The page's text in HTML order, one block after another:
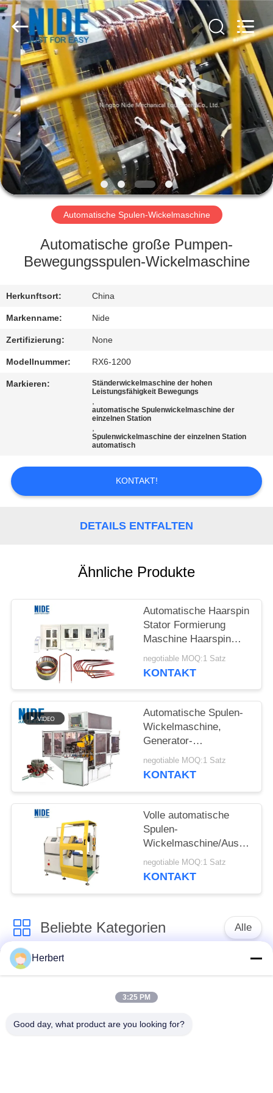
HAUS
PRODUKTE
ÜBER
UNS
QUALITÄTSKONTROLLE
TRETEN
SIE
UNS
IN
VERBINDUNG
NACHRICHTEN
SITEMAP
Nide
Tech
Co.,
Rights
Reserved.
Automatische Spulen-Wickelmaschine
Automatische große Pumpen-
Bewegungsspulen-Wickelmaschine
Herkunftsort: China
Markenname: Nide
Zertifizierung: None
Modellnummer: RX6-1200
Markieren:
Ständerwickelmaschine der hohen
Leistungsfähigkeit Bewegungs
,
automatische Spulenwickelmaschine der
einzelnen Station
,
Spulenwickelmaschine der einzelnen Station
automatisch
KONTAKT!
DETAILS ENTFALTEN
Ähnliche Produkte
Automatische Haarspin
Stator Formierung
Maschine Haarspin
Motor Technologie
Lösung für Automobile
negotiable MOQ:1 Satz
KONTAKT
Automatische Spulen-
Wickelmaschine,
Generator-
Motorgenerator-
Bewegungsständer-
negotiable MOQ:1 Satz
KONTAKT
Volle automatische
Spulen-
Wickelmaschine/Ausrüstung
CNC für
Großmachtmotor
negotiable MOQ:1 Satz
KONTAKT
Beliebte Kategorien Alle
Ankerwicklungs-
Automatische
Elektromotor-
Herbert
3:25 PM
Good day, what product are you looking for?